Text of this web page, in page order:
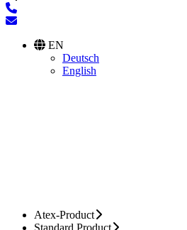
EN
Deutsch
English
Atex-Product